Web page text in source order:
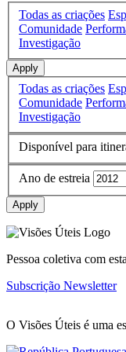
Todas as criações
Comunidade
Investigação
Apply
Todas as criações
Comunidade
Investigação
Disponível para
Ano de estreia
Apply
Pessoa coletiva com
Subscrição Newsletter
O Visões Úteis é uma